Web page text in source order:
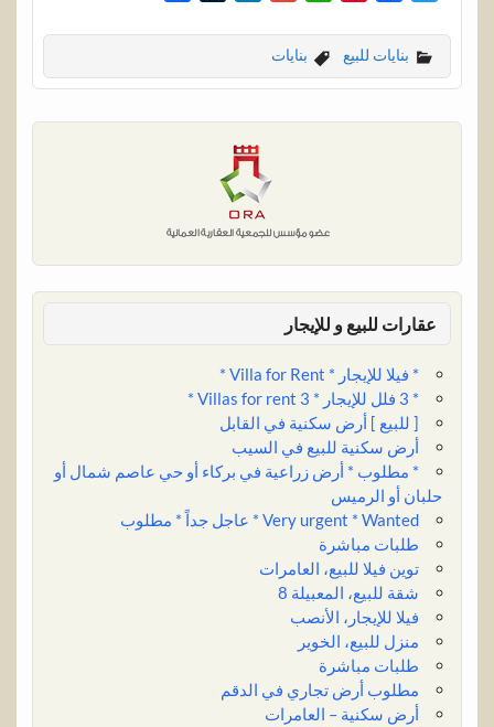
i
t
t
e
c
e
b
o
n
e
r
a
t
s
A
a
l
n
e
d
I
n
m
l
r
a
e
بنايات للبيع بنايات
عقارات للبيع و للإيجار
* فيلا للإيجار * Villa for Rent *
* 3 فلل للإيجار * 3 Villas for rent *
[ للبيع ] أرض سكنية في القابل
أرض سكنية للبيع في السيب
* مطلوب * أرض زراعية في بركاء أو حي عاصم شمال أو
حلبان أو الرميس
Very urgent * Wanted * عاجل جداً * مطلوب
طلبات مباشرة
توين فيلا للبيع، العامرات
شقة للبيع، المعبيلة 8
فيلا للإيجار، الأنصب
منزل للبيع، الخوير
طلبات مباشرة
مطلوب أرض تجاري في الدقم
أرض سكنية – العامرات